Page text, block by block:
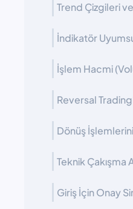
Trend Çizgileri
İşlem Hacmi